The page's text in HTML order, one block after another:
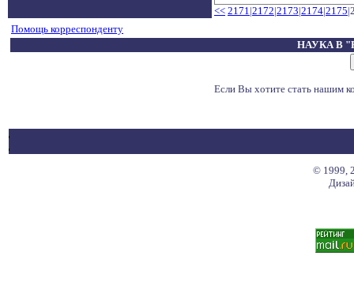
<< 2171|2172|2173|2174|2175
Помощь корреспонденту
НАУКА В
Если Вы хотите стать нашим
© 1999,